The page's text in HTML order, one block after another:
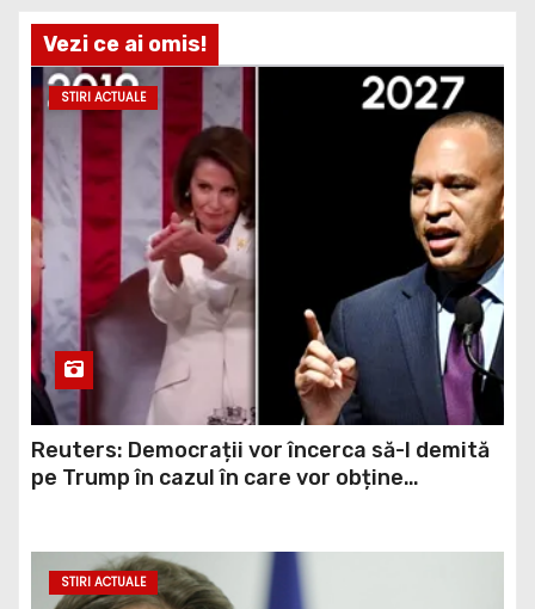
Vezi ce ai omis!
STIRI ACTUALE
Reuters: Democrații vor încerca să-l demită
pe Trump în cazul în care vor obține
STIRI ACTUALE